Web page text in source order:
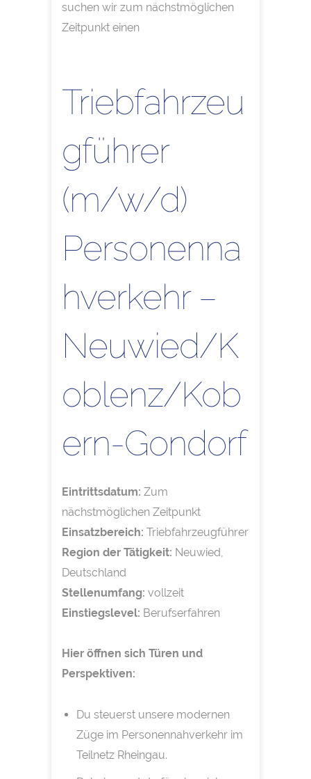
suchen wir zum nächstmöglichen
Zeitpunkt einen
Triebfahrzeu
gführer
(m/w/d)
Personenna
hverkehr –
Neuwied/K
oblenz/Kob
ern-Gondorf
Eintrittsdatum: Zum
nächstmöglichen Zeitpunkt
Einsatzbereich: Triebfahrzeugführer
Region der Tätigkeit: Neuwied,
Deutschland
Stellenumfang: vollzeit
Einstiegslevel: Berufserfahren
Hier öffnen sich Türen und
Perspektiven:
Du steuerst unsere modernen
Züge im Personennahverkehr im
Teilnetz Rheingau.